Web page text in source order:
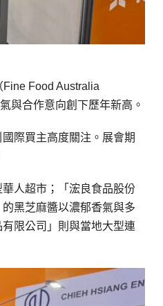
Food Australia
與合作意向創下歷年新高。
際買主高度關注。展會期
人超市；「浤良食品股份
黑芝麻醬以濃郁香氣與多
限公司」則與當地大型連